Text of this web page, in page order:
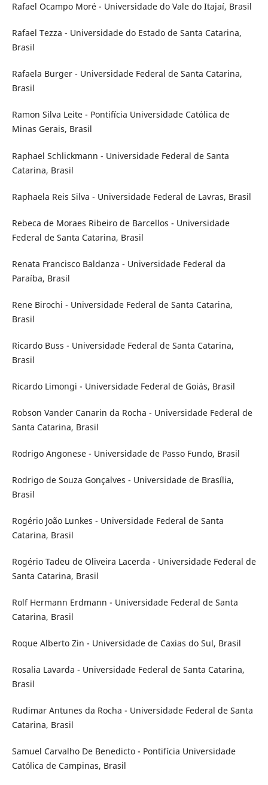
Rafael Ocampo Moré - Universidade do Vale do Itajaí, Brasil
Rafael Tezza - Universidade do Estado de Santa Catarina,
Brasil
Rafaela Burger - Universidade Federal de Santa Catarina,
Brasil
Ramon Silva Leite - Pontifícia Universidade Católica de
Minas Gerais, Brasil
Raphael Schlickmann - Universidade Federal de Santa
Catarina, Brasil
Raphaela Reis Silva - Universidade Federal de Lavras, Brasil
Rebeca de Moraes Ribeiro de Barcellos - Universidade
Federal de Santa Catarina, Brasil
Renata Francisco Baldanza - Universidade Federal da
Paraíba, Brasil
Rene Birochi - Universidade Federal de Santa Catarina,
Brasil
Ricardo Buss - Universidade Federal de Santa Catarina,
Brasil
Ricardo Limongi - Universidade Federal de Goiás, Brasil
Robson Vander Canarin da Rocha - Universidade Federal de
Santa Catarina, Brasil
Rodrigo Angonese - Universidade de Passo Fundo, Brasil
Rodrigo de Souza Gonçalves - Universidade de Brasília,
Brasil
Rogério João Lunkes - Universidade Federal de Santa
Catarina, Brasil
Rogério Tadeu de Oliveira Lacerda - Universidade Federal de
Santa Catarina, Brasil
Rolf Hermann Erdmann - Universidade Federal de Santa
Catarina, Brasil
Roque Alberto Zin - Universidade de Caxias do Sul, Brasil
Rosalia Lavarda - Universidade Federal de Santa Catarina,
Brasil
Rudimar Antunes da Rocha - Universidade Federal de Santa
Catarina, Brasil
Samuel Carvalho De Benedicto - Pontifícia Universidade
Católica de Campinas, Brasil